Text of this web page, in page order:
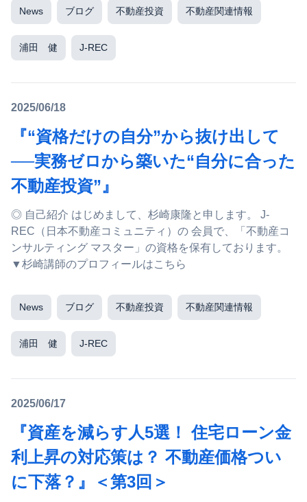
News ブログ 不動産投資 不動産関連情報
浦田 健 J-REC
2025/06/18
『“資格だけの自分”から抜け出して
──実務ゼロから築いた“自分に合った
不動産投資”』
◎ 自己紹介 はじめまして、杉崎康隆と申します。 J-
REC（日本不動産コミュニティ）の 会員で、「不動産コ
ンサルティング マスター」の資格を保有しております。
▼杉崎講師のプロフィールはこちら
News ブログ 不動産投資 不動産関連情報
浦田 健 J-REC
2025/06/17
『資産を減らす人5選！ 住宅ローン金
利上昇の対応策は？ 不動産価格つい
に下落？』＜第3回＞